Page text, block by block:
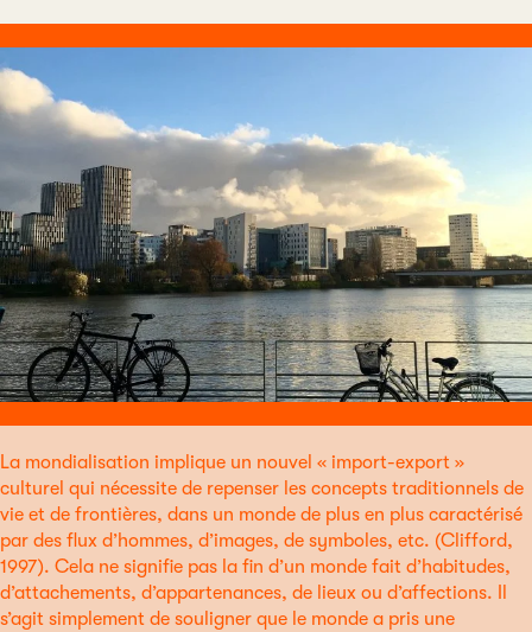
La mondialisation implique un nouvel « import-export »
culturel qui nécessite de repenser les concepts traditionnels de
vie et de frontières, dans un monde de plus en plus caractérisé
par des flux d’hommes, d’images, de symboles, etc. (Clifford,
1997). Cela ne signifie pas la fin d’un monde fait d’habitudes,
d’attachements, d’appartenances, de lieux ou d’affections. Il
s’agit simplement de souligner que le monde a pris une